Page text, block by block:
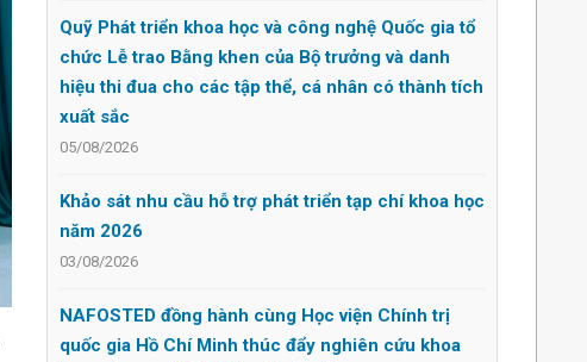
Quỹ Phát triển khoa học và công nghệ Quốc gia tổ
chức Lễ trao Bằng khen của Bộ trưởng và danh
hiệu thi đua cho các tập thể, cá nhân có thành tích
xuất sắc
05/08/2026
Khảo sát nhu cầu hỗ trợ phát triển tạp chí khoa học
năm 2026
03/08/2026
NAFOSTED đồng hành cùng Học viện Chính trị
quốc gia Hồ Chí Minh thúc đẩy nghiên cứu khoa